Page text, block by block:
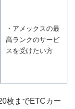
・アメックスの最
高ランクのサービ
スを受けたい方
枚までETCカー